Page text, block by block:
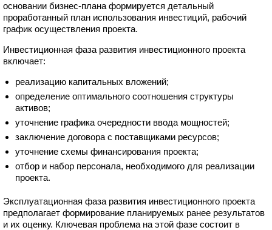
основании бизнес-плана формируется детальный
проработанный план использования инвестиций, рабочий
график осуществления проекта.
Инвестиционная фаза развития инвестиционного проекта
включает:
реализацию капитальных вложений;
определение оптимального соотношения структуры
активов;
уточнение графика очередности ввода мощностей;
заключение договора с поставщиками ресурсов;
уточнение схемы финансирования проекта;
отбор и набор персонала, необходимого для реализации
проекта.
Эксплуатационная фаза развития инвестиционного проекта
предполагает формирование планируемых ранее результатов
и их оценку. Ключевая проблема на этой фазе состоит в